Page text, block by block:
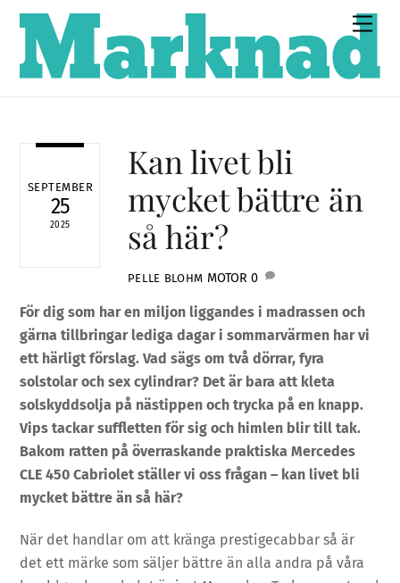
Skip
content
SEPTEMBER
25
2025
Kan livet bli
mycket bättre än
så här?
PELLE BLOHM MOTOR 0
För dig som har en miljon liggandes i madrassen och
gärna tillbringar lediga dagar i sommarvärmen har vi
ett härligt förslag. Vad sägs om två dörrar, fyra
solstolar och sex cylindrar? Det är bara att kleta
solskyddsolja på nästippen och trycka på en knapp.
Vips tackar suffletten för sig och himlen blir till tak.
Bakom ratten på överraskande praktiska Mercedes
CLE 450 Cabriolet ställer vi oss frågan – kan livet bli
mycket bättre än så här?
När det handlar om att kränga prestigecabbar så är
det ett märke som säljer bättre än alla andra på våra